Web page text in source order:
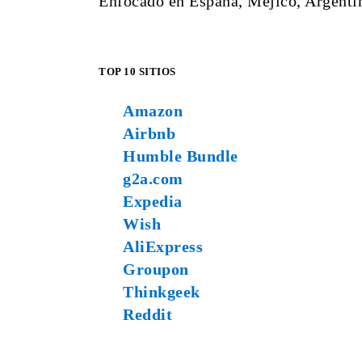
TOP 10 SITIOS
Amazon
Airbnb
Humble Bundle
g2a.com
Expedia
Wish
AliExpress
Groupon
Thinkgeek
Reddit